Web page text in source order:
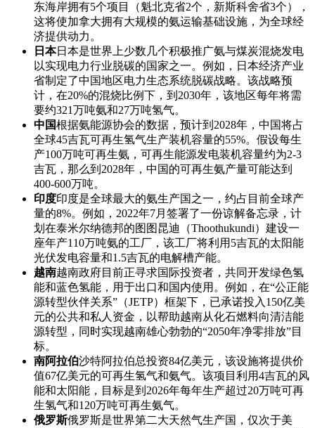
东海岸拥有5个项目（魁北克省2个，新斯科舍省3个），
这将使加拿大拥有大规模的氨运输基础设施，为全球经
济提供动力。
日本日本是世界上少数几个积极推广氨与煤炭混烧发电
以实现电力行业脱碳的国家之一。例如，日本经济产业
省制定了中国地区电力生态系统脱碳战略。该战略预
计，在20%的混烧比例下，到2030年，该地区每年将需
要约321万吨氨和27万吨氢气。
中国根据氨能源协会的数据，预计到2028年，中国将占
全球45吉瓦可再生氢气生产装机容量的55%。假设每生
产100万吨可再生氨，可再生能源发电装机容量约为2-3
吉瓦，那么到2028年，中国的可再生氨产量可能达到
400-600万吨。
印度印度是全球最大的氨生产国之一，约占目前全球产
量的8%。例如，2022年7月签署了一份谅解备忘录，计
划在泰米尔纳德邦的图图昆迪（Thoothukundi）建设一
座年产110万吨氨的工厂，该工厂将利用5吉瓦的太阳能
光伏发电容量和1.5吉瓦的电解槽产能。
越南越南政府目前正寻求国际投资者，共同开发绿色氢
能和蓝色氢能，用于出口和国内使用。例如，在“公正能
源转型伙伴关系”（JETP）框架下，已承诺投入150亿美
元的公共和私人资金，以帮助越南从化石燃料向清洁能
源转型，同时实现越南雄心勃勃的“2050年净零排放”目
标。
南阿拉伯沙特阿拉伯总投资84亿美元，该设施将提供价
值67亿美元的可再生氢气和氨气。该项目利用4吉瓦的风
能和太阳能，目标是到2026年每年生产超过20万吨可再
生氢气和120万吨可再生氨气。
俄罗斯俄罗斯是世界第二大天然气生产国，仅次于美